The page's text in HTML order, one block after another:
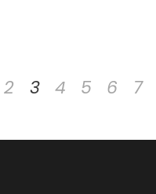
2 3 4 5 6 7